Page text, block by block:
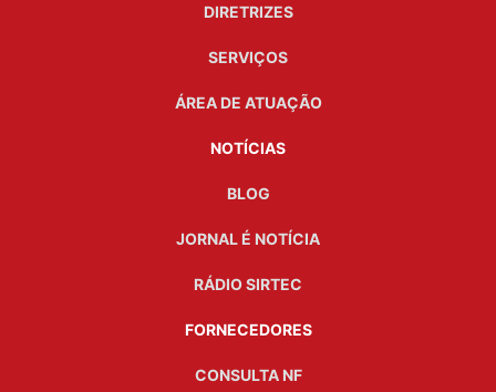
DIRETRIZES
SERVIÇOS
ÁREA DE ATUAÇÃO
NOTÍCIAS
BLOG
JORNAL É NOTÍCIA
RÁDIO SIRTEC
FORNECEDORES
CONSULTA NF